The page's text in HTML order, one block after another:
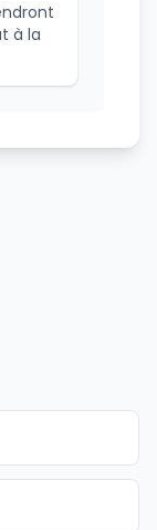
à la